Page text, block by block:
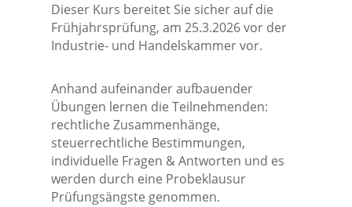
Dieser Kurs bereitet Sie sicher auf die
Frühjahrsprüfung, am 25.3.2026 vor der
Industrie- und Handelskammer vor.
Anhand aufeinander aufbauender
Übungen lernen die Teilnehmenden:
rechtliche Zusammenhänge,
steuerrechtliche Bestimmungen,
individuelle Fragen & Antworten und es
werden durch eine Probeklausur
Prüfungsängste genommen.